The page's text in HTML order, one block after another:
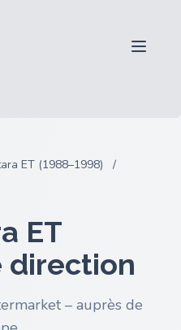
ET (1988–1998)
/
ET
direction
– auprès de